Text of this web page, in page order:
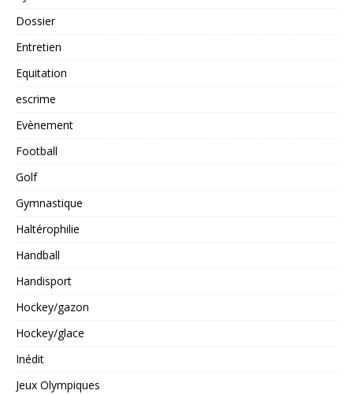
Dossier
Entretien
Equitation
escrime
Evènement
Football
Golf
Gymnastique
Haltérophilie
Handball
Handisport
Hockey/gazon
Hockey/glace
Inédit
Jeux Olympiques